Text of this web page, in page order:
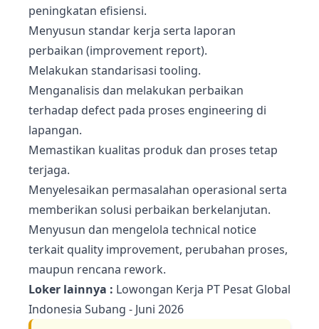
peningkatan efisiensi.
Menyusun standar kerja serta laporan
perbaikan (improvement report).
Melakukan standarisasi tooling.
Menganalisis dan melakukan perbaikan
terhadap defect pada proses engineering di
lapangan.
Memastikan kualitas produk dan proses tetap
terjaga.
Menyelesaikan permasalahan operasional serta
memberikan solusi perbaikan berkelanjutan.
Menyusun dan mengelola technical notice
terkait quality improvement, perubahan proses,
maupun rencana rework.
Loker lainnya : Lowongan Kerja PT Pesat Global
Indonesia Subang - Juni 2026